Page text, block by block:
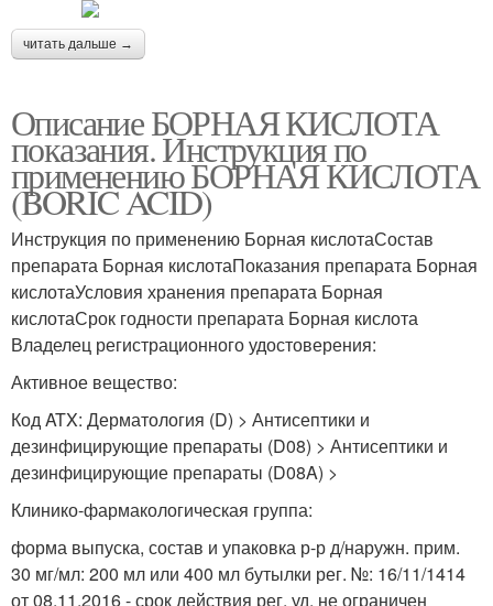
читать дальше →
Описание БОРНАЯ КИСЛОТА
показания. Инструкция по
применению БОРНАЯ КИСЛОТА
(BORIC ACID)
Инструкция по применению Борная кислотаСостав
препарата Борная кислотаПоказания препарата Борная
кислотаУсловия хранения препарата Борная
кислотаСрок годности препарата Борная кислота
Владелец регистрационного удостоверения:
Активное вещество:
Код ATX: Дерматология (D) > Антисептики и
дезинфицирующие препараты (D08) > Антисептики и
дезинфицирующие препараты (D08A) >
Клинико-фармакологическая группа:
форма выпуска, состав и упаковка р-р д/наружн. прим.
30 мг/мл: 200 мл или 400 мл бутылки рег. №: 16/11/1414
от 08.11.2016 - срок действия рег. уд. не ограничен